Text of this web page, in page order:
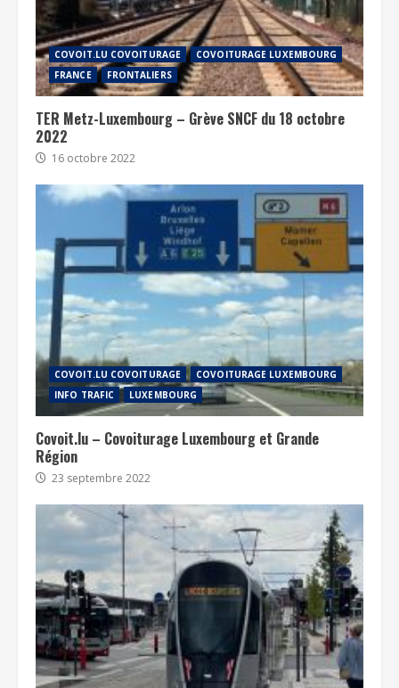
COVOIT.LU COVOITURAGE
COVOITURAGE LUXEMBOURG
FRANCE
FRONTALIERS
TER Metz-Luxembourg – Grève SNCF du 18 octobre
2022
16 octobre 2022
COVOIT.LU COVOITURAGE
COVOITURAGE LUXEMBOURG
INFO TRAFIC
LUXEMBOURG
Covoit.lu – Covoiturage Luxembourg et Grande
Région
23 septembre 2022